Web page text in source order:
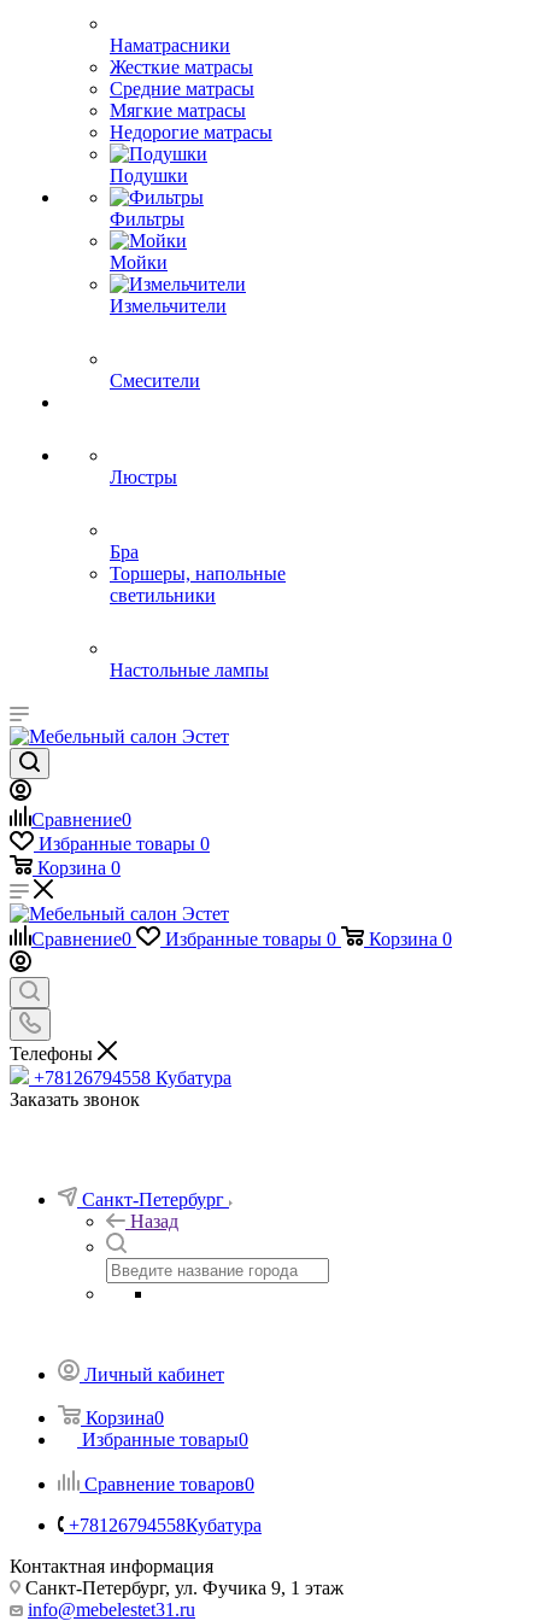
Наматрасники
Жесткие матрасы
Средние матрасы
Мягкие матрасы
Недорогие матрасы
Подушки
Фильтры
Мойки
Измельчители
Смесители
Люстры
Бра
Торшеры, напольные
светильники
Настольные лампы
Сравнение0
Избранные товары 0
Корзина 0
Сравнение0 Избранные товары 0 Корзина 0
Телефоны
+78126794558 Кубатура
Заказать звонок
Санкт-Петербург
Назад
Личный кабинет
Корзина0
Избранные товары0
Сравнение товаров0
+78126794558Кубатура
Контактная информация
Санкт-Петербург, ул. Фучика 9, 1 этаж
info@mebelestet31.ru